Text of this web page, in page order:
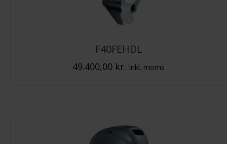
F40FEHDL
49.400,00 kr. Inkl. moms